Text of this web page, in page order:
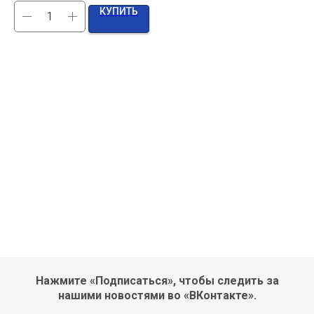
КУПИТЬ
Нажмите «Подписаться», чтобы следить за
нашими новостями во «ВКонтакте».